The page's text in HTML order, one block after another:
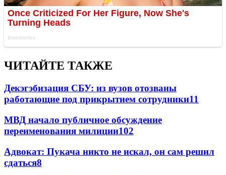
ЧИТАЙТЕ ТАКЖЕ
Декэгэбизация СБУ: из вузов отозваны
работающие под прикрытием сотрудники11
МВД начало публичное обсуждение
переименования милиции102
Адвокат: Пукача никто не искал, он сам решил
сдаться8